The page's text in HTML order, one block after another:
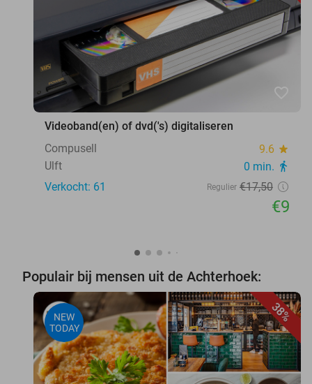
favorite_border
Videoband(en) of dvd('s) digitaliseren
Compusell
9.6 star
Ulft 0 min. directions_walk
Verkocht: 61 Regulier €17,50
€9
Populair bij mensen uit de Achterhoek:
38%
NEW
TODAY